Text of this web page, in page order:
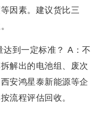
因素。建议货比三
到一定标准？ A：不
解出的电池组、废次
安鸿星泰新能源等企
流程评估回收。